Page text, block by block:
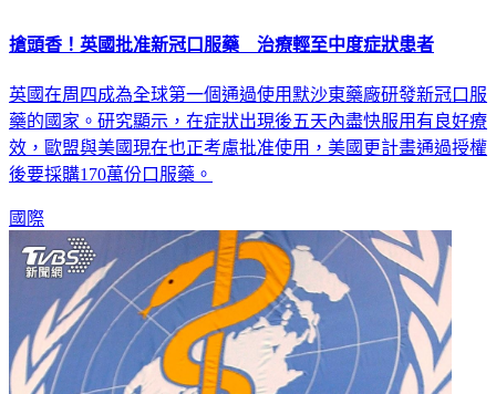
搶頭香！英國批准新冠口服藥 治療輕至中度症狀患者
英國在周四成為全球第一個通過使用默沙東藥廠研發新冠口服
藥的國家。研究顯示，在症狀出現後五天內盡快服用有良好療
效，歐盟與美國現在也正考慮批准使用，美國更計畫通過授權
後要採購170萬份口服藥。
國際